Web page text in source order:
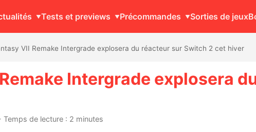
Tests et previews Précommandes Sorties de jeux
VII Remake Intergrade explosera du réacteur sur Switch 2 cet hiver
Intergrade explosera
de lecture : 2 minutes